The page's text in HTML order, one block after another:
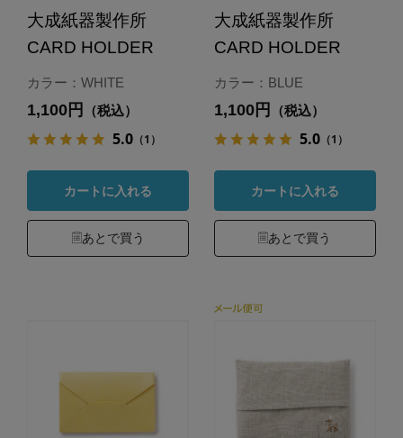
大成紙器製作所
CARD HOLDER
カラー：WHITE
1,100円 （税込）
5.0（1）
カートに入れる
あとで買う
大成紙器製作所
CARD HOLDER
カラー：BLUE
1,100円 （税込）
5.0（1）
カートに入れる
あとで買う